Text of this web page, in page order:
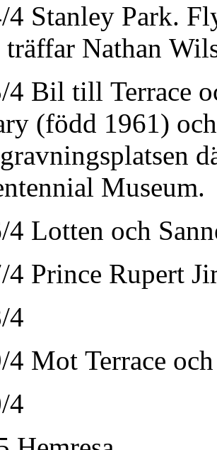
4 Stanley Park.
träffar Nathan
4 Bil till Terrace
(född 1961)
Museum.
4 Lotten och
4 Prince Rupert
4
4 Mot Terrace
4